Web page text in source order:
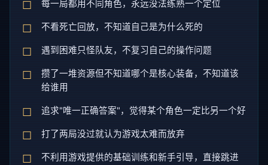
每一局都用不同角色，永远没法练熟一个定位
不看死亡回放，不知道自己是为什么死的
遇到困难只怪队友，不复习自己的操作问题
攒了一堆资源但不知道哪个是核心装备，不知道该
给谁用
追求"唯一正确答案"，觉得某个角色一定比另一个好
打了两局没过就认为游戏太难而放弃
不利用游戏提供的基础训练和新手引导，直接跳进